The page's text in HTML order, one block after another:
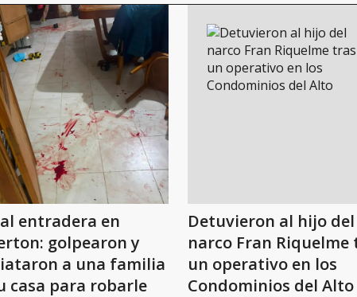
entradera en
golpearon y
a una familia
casa para robarle
Detuvieron al hijo del
narco Fran Riquelme
un operativo en los
Condominios del Alto